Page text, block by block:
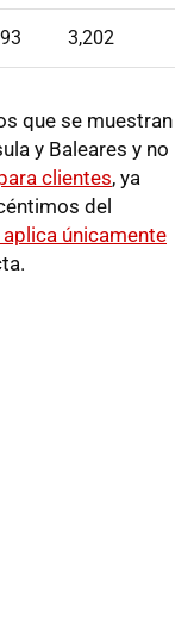
3,202
que se muestran
y Baleares y no
clientes, ya
del
aplica únicamente